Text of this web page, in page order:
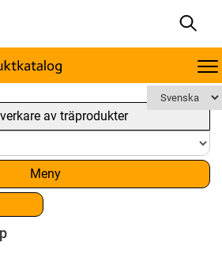
av träprodukter
Meny